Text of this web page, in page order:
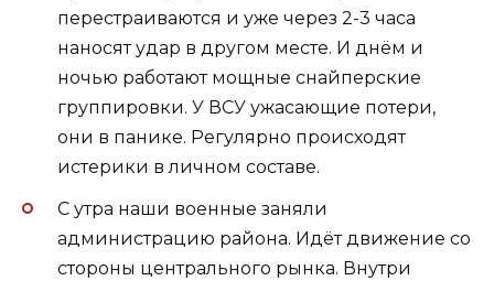
перестраиваются и уже через 2-3 часа
наносят удар в другом месте. И днём и
ночью работают мощные снайперские
группировки. У ВСУ ужасающие потери,
они в панике. Регулярно происходят
истерики в личном составе.
С утра наши военные заняли
администрацию района. Идёт движение со
стороны центрального рынка. Внутри